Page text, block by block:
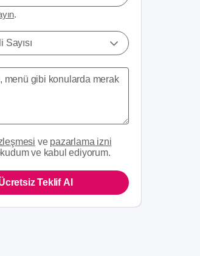
.
ve pazarlama izni
ve kabul ediyorum.
Teklif Al